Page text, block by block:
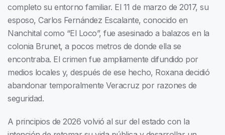
completo su entorno familiar. El 11 de marzo de 2017, su
esposo, Carlos Fernández Escalante, conocido en
Nanchital como “El Loco”, fue asesinado a balazos en la
colonia Brunet, a pocos metros de donde ella se
encontraba. El crimen fue ampliamente difundido por
medios locales y, después de ese hecho, Roxana decidió
abandonar temporalmente Veracruz por razones de
seguridad.
A principios de 2026 volvió al sur del estado con la